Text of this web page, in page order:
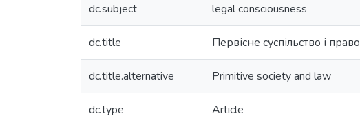
dc.subject legal consciousness
dc.title Первісне суспільство і право
dc.title.alternative Primitive society and law
dc.type Article